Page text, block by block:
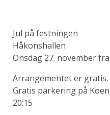
Jul på festningen
Håkonshallen
Onsdag 27. november
Arrangementet er
Gratis parkering på
20:15